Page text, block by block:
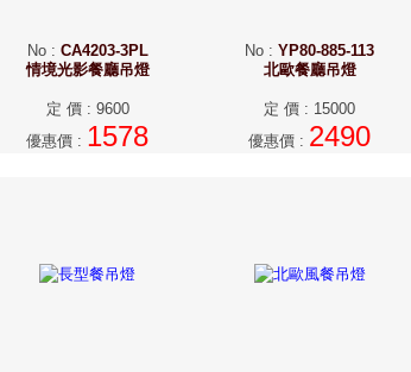
No: CA4203-3PL
情境光影餐廳吊燈
定 價: 9600
優惠價 : 1578
No : YP80-885-113
北歐餐廳吊燈
定 價 : 15000
優惠價 : 2490